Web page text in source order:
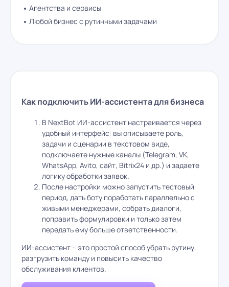
Агентства и сервисы
Любой бизнес с рутинными задачами
Как подключить ИИ-ассистента для бизнеса
В NextBot ИИ-ассистент настраивается через
удобный интерфейс: вы описываете роль,
задачи и сценарии в текстовом виде,
подключаете нужные каналы (Telegram, VK,
WhatsApp, Avito, сайт, Bitrix24 и др.) и задаете
логику обработки заявок.​
После настройки можно запустить тестовый
период, дать боту поработать параллельно с
живыми менеджерами, собрать диалоги,
поправить формулировки и только затем
передать ему больше ответственности.​
ИИ-ассистент – это простой способ убрать рутину,
разгрузить команду и повысить качество
обслуживания клиентов.​